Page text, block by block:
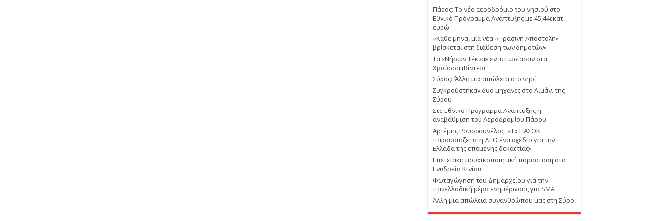
Πάρος: Το νέο αεροδρόμιο του νησιού στο
Εθνικό Πρόγραμμα Ανάπτυξης με 45,44εκατ.
ευρώ
«Κάθε μήνα, μία νέα «Πράσινη Αποστολή»
βρίσκεται στη διάθεση των δημοτών»
Τα «Νήσων Τέκνα» εντυπωσίασαν στα
Χρούσσα (Βίντεο)
Σύρος: ΄’Άλλη μια απώλεια στο νησί
Συγκρούστηκαν δυο μηχανές στο Λιμάνι της
Σύρου
Στο Εθνικό Πρόγραμμα Ανάπτυξης η
αναβάθμιση του Αεροδρομίου Πάρου
Αρτέμης Ρουσσουνέλος: «Το ΠΑΣΟΚ
παρουσιάζει στη ΔΕΘ ένα σχέδιο για την
Ελλάδα της επόμενης δεκαετίας»
Επετειακή μουσικοποιητική παράσταση στο
Ενυδρείο Κινίου
Φωταγώγηση του Δημαρχείου για την
πανελλαδική μέρα ενημέρωσης για SMA
Άλλη μια απώλεια συνανθρώπου μας στη Σύρο